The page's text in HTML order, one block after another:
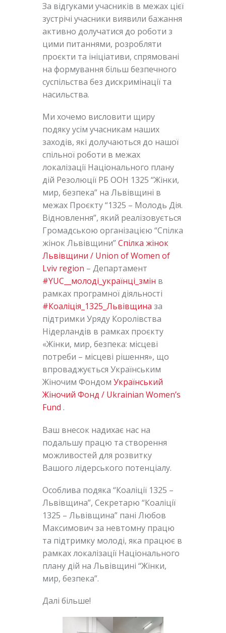
За відгуками учасників в межах цієї
зустрічі учасники виявили бажання
активно долучатися до роботи з
цими питаннями, розробляти
проєкти та ініціативи, спрямовані
на формування більш безпечного
суспільства без дискримінації та
насильства.
Ми хочемо висловити щиру
подяку усім учасникам наших
заходів, які долучаються до нашої
спільної роботи в межах
локалізації Національного плану
дій Резолюції РБ ООН 1325 “Жінки,
мир, безпека” на Львівщині в
межах Проєкту “1325 – Молодь Дія.
Відновлення”, який реалізовується
Громадською організацією “Спілка
жінок Львівщини”Спілка жінок
Львівщини / Union of Women of
Lviv region – Департамент
#YUC__молоді_українці_змін в
рамках програмної діяльності
#Коаліція_1325_Львівщина за
підтримки Уряду Королівства
Нідерландів в рамках проєкту
«Жінки, мир, безпека: місцеві
потреби – місцеві рішення», що
впроваджується Українським
Жіночим Фондом Український
Жіночий Фонд / Ukrainian Women’s
Fund .
Ваш внесок надихає нас на
подальшу працю та створення
можливостей для розвитку
Вашого лідерського потенціалу.
Особлива подяка “Коаліції 1325 –
Львівщина”, Секретарю “Коаліції
1325 – Львівщина” пані Любов
Максимович за невтомну працю
та підтримку молоді, яка працює в
рамках локалізації Національного
плану дій на Львівщині “Жінки,
мир, безпека”.
Далі більше!